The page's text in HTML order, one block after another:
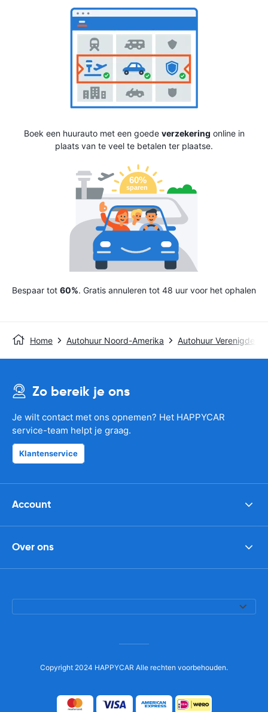
Boek een huurauto met een goede verzekering online in
plaats van te veel te betalen ter plaatse.
Bespaar tot 60%. Gratis annuleren tot 48 uur voor het ophalen
Home Autohuur Noord-Amerika Autohuur Verenigde
Zo bereik je ons
Je wilt contact met ons opnemen? Het HAPPYCAR
service-team helpt je graag.
Klantenservice
Account
Over ons
Copyright 2024 HAPPYCAR Alle rechten voorbehouden.